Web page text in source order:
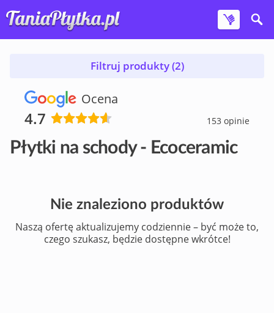
Filtruj produkty (2)
Ocena
4.7 153 opinie
Płytki na schody - Ecoceramic
Nie znaleziono produktów
Naszą ofertę aktualizujemy codziennie – być może to,
czego szukasz, będzie dostępne wkrótce!